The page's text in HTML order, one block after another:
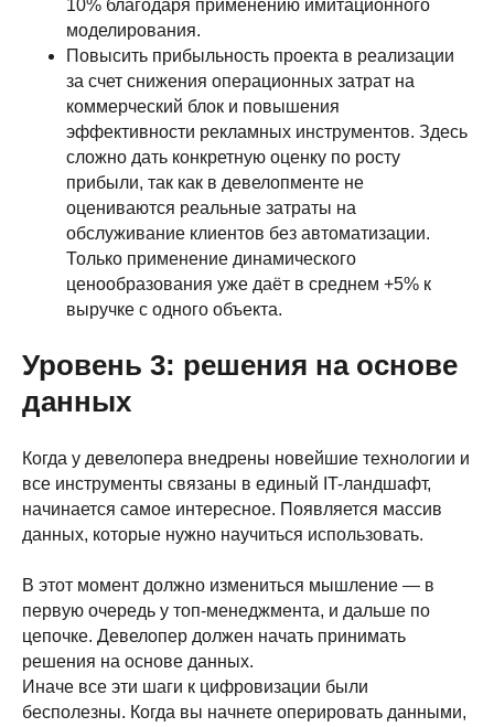
10% благодаря применению имитационного
моделирования.
Повысить прибыльность проекта в реализации
за счет снижения операционных затрат на
коммерческий блок и повышения
эффективности рекламных инструментов. Здесь
сложно дать конкретную оценку по росту
прибыли, так как в девелопменте не
оцениваются реальные затраты на
обслуживание клиентов без автоматизации.
Только применение динамического
ценообразования уже даёт в среднем +5% к
выручке с одного объекта.
Уровень 3: решения на основе
данных
Когда у девелопера внедрены новейшие технологии и
все инструменты связаны в единый IT-ландшафт,
начинается самое интересное. Появляется массив
данных, которые нужно научиться использовать.
В этот момент должно измениться мышление — в
первую очередь у топ-менеджмента, и дальше по
цепочке. Девелопер должен начать принимать
решения на основе данных.
Иначе все эти шаги к цифровизации были
бесполезны. Когда вы начнете оперировать данными,